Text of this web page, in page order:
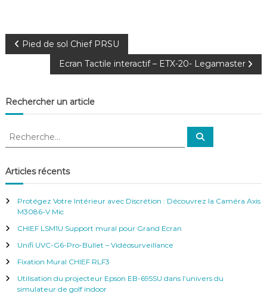
N
v
g
a
t
i
o
n
Pied de sol Chief PRSU
Ecran Tactile interactif – ETX-20- Legamaster
Rechercher un article
R
h
e
c
e
r
:
R
c
e
r
Articles récents
Protégez Votre Intérieur avec Discrétion : Découvrez la Caméra Axis
M3086-V Mic
CHIEF LSM1U Support mural pour Grand Ecran
Unifi UVC-G6-Pro-Bullet – Vidéosurveillance
Fixation Mural CHIEF RLF3
Utilisation du projecteur Epson EB-695SU dans l’univers du
simulateur de golf indoor